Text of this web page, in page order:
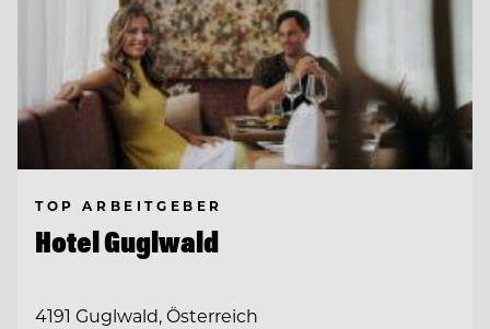
TOP ARBEITGEBER
Hotel Guglwald
4191 Guglwald, Österreich